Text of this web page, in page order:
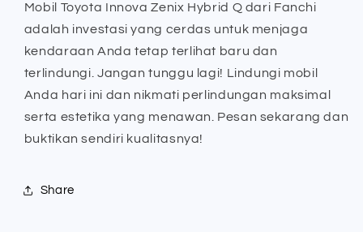
Mobil Toyota Innova Zenix Hybrid Q dari Fanchi
adalah investasi yang cerdas untuk menjaga
kendaraan Anda tetap terlihat baru dan
terlindungi. Jangan tunggu lagi! Lindungi mobil
Anda hari ini dan nikmati perlindungan maksimal
serta estetika yang menawan. Pesan sekarang dan
buktikan sendiri kualitasnya!
Share